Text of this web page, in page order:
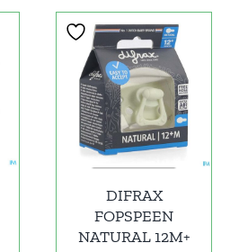
DIFRAX
FOPSPEEN
NATURAL 12M+